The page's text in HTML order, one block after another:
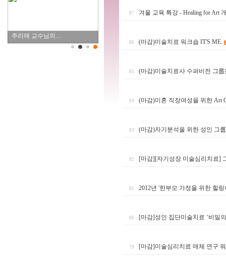
주리애 교수님의…
87 겨울 교육 특강 - Healing for Art
86 (마감)미술치료 워크숍 IT'S ME.
85 (마감)미술치료사 수퍼비전 그
84 (마감)미혼 직장여성을 위한 Art
83 (마감)자기분석을 위한 성인 그
82 [마감][자기성장 미술심리치료]
81 2012년 '한부모 가정을 위한 힐
80 [마감]성인 집단미술치료 ‘비밀
79 [마감]미술심리치료 매체 연구